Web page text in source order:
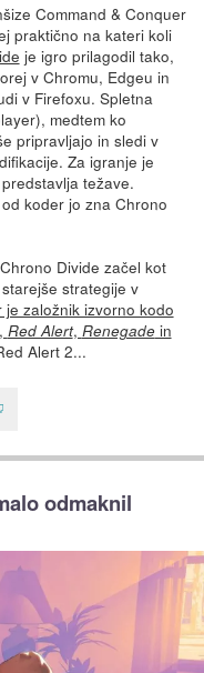
Command & Conquer
praktično na kateri koli
je igro prilagodil tako,
v Chromu, Edgeu in
v Firefoxu. Spletna
medtem ko
pripravljajo in sledi v
Za igranje je
težave.
koder jo zna Chrono
Divide začel kot
strategije v
je založnik izvorno kodo
, Red Alert, Renegadein
Alert 2...
odmaknil